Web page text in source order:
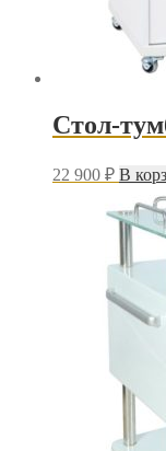
Стол-
22 900 ₽ В